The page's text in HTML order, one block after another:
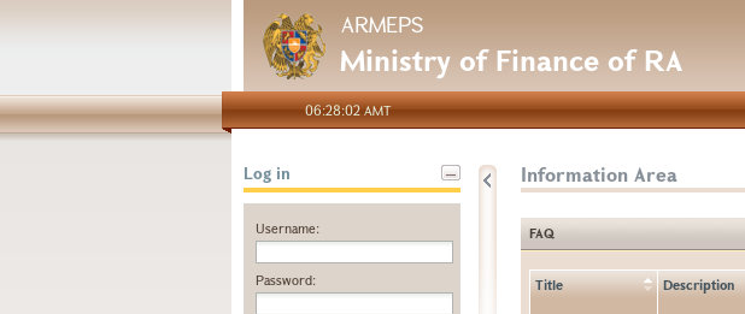
ARMEPS
Ministry of Finance of RA
06:28:02 AMT
Log in
Username:
Password:
Information Area
FAQ
Title Description